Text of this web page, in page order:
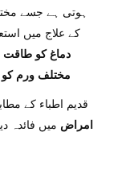
ہوتی ہے جسے
کے علاج میں
دماغ کو طاقت
مختلف ورم
قدیم اطباء کے
امراض میں فائدہ